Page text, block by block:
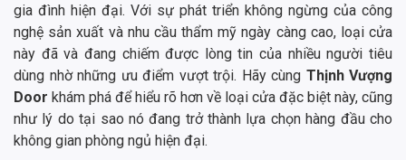
gia đình hiện đại. Với sự phát triển không ngừng của công
nghệ sản xuất và nhu cầu thẩm mỹ ngày càng cao, loại cửa
này đã và đang chiếm được lòng tin của nhiều người tiêu
dùng nhờ những ưu điểm vượt trội. Hãy cùng Thịnh Vượng
Door khám phá để hiểu rõ hơn về loại cửa đặc biệt này, cũng
như lý do tại sao nó đang trở thành lựa chọn hàng đầu cho
không gian phòng ngủ hiện đại.